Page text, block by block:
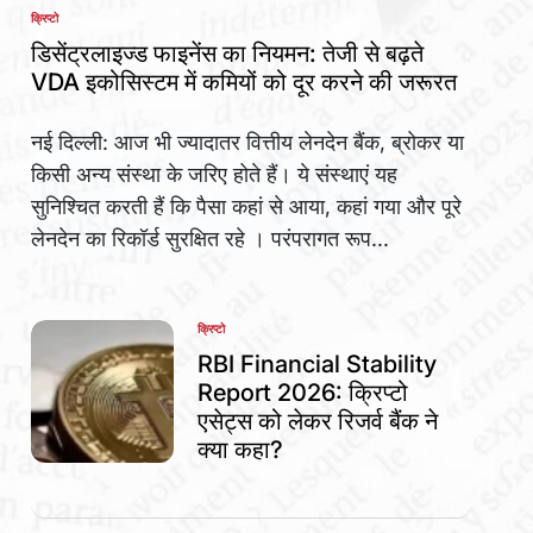
POSTED
IN
क्रिप्टो
डिसेंट्रलाइज्ड फाइनेंस का नियमन: तेजी से बढ़ते
VDA इकोसिस्टम में कमियों को दूर करने की जरूरत
नई दिल्ली: आज भी ज्यादातर वित्तीय लेनदेन बैंक, ब्रोकर या
किसी अन्य संस्था के जरिए होते हैं। ये संस्थाएं यह
सुनिश्चित करती हैं कि पैसा कहां से आया, कहां गया और पूरे
लेनदेन का रिकॉर्ड सुरक्षित रहे । परंपरागत रूप...
POSTED
IN
क्रिप्टो
RBI Financial Stability
Report 2026: क्रिप्टो
एसेट्स को लेकर रिजर्व बैंक ने
क्या कहा?